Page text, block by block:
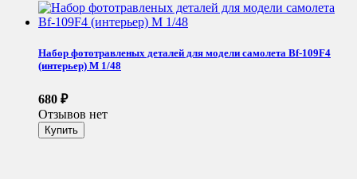
Набор фототравленых деталей для модели самолета Bf-109F4
(интерьер) М 1/48
680 ₽
Отзывов нет